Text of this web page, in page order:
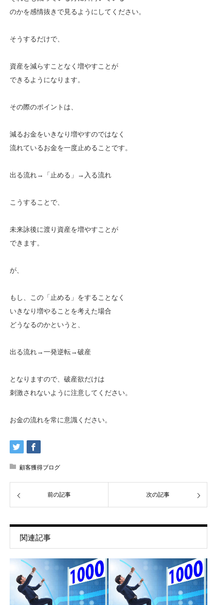
のかを感情抜きで見るようにしてください。
そうするだけで、
資産を減らすことなく増やすことが
できるようになります。
その際のポイントは、
減るお金をいきなり増やすのではなく
流れているお金を一度止めることです。
出る流れ→「止める」→入る流れ
こうすることで、
未来詠後に渡り資産を増やすことが
できます。
が、
もし、この「止める」をすることなく
いきなり増やることを考えた場合
どうなるのかというと、
出る流れ→一発逆転→破産
となりますので、破産欲だけは
刺激されないように注意してください。
お金の流れを常に意識ください。
顧客獲得ブログ
前の記事 次の記事
関連記事